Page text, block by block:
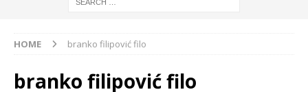
HOME branko filipović filo
branko filipović filo